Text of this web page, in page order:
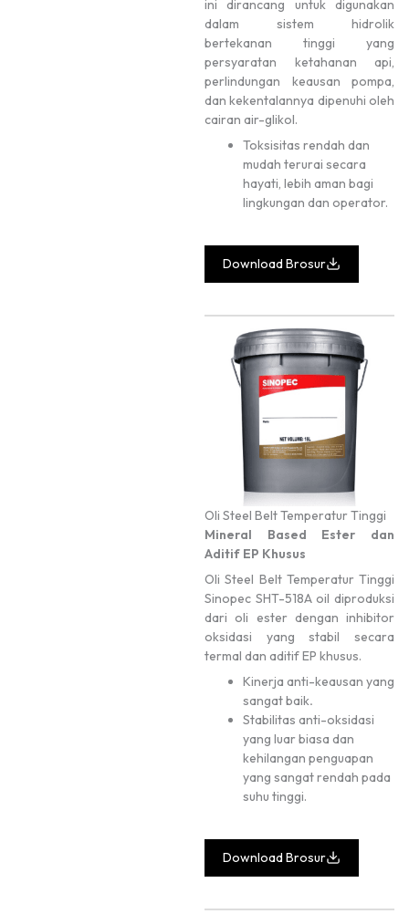
ini dirancang untuk digunakan
dalam sistem hidrolik
bertekanan tinggi yang
persyaratan ketahanan api,
perlindungan keausan pompa,
dan kekentalannya dipenuhi oleh
cairan air-glikol.
Toksisitas rendah dan
mudah terurai secara
hayati, lebih aman bagi
lingkungan dan operator.
Download Brosur
Oli Steel Belt Temperatur Tinggi
Mineral Based Ester dan
Aditif EP Khusus
Oli Steel Belt Temperatur Tinggi
Sinopec SHT-518A oil diproduksi
dari oli ester dengan inhibitor
oksidasi yang stabil secara
termal dan aditif EP khusus.
Kinerja anti-keausan yang
sangat baik.
Stabilitas anti-oksidasi
yang luar biasa dan
kehilangan penguapan
yang sangat rendah pada
suhu tinggi.
Download Brosur